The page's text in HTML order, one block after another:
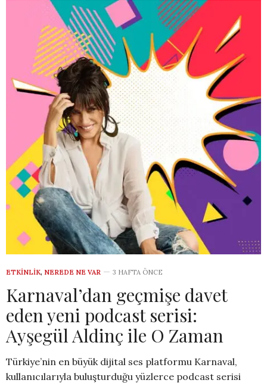
ETKINLIK, NEREDE NE VAR 3 HAFTA ÖNCE
Karnaval’dan geçmişe davet
eden yeni podcast serisi:
Ayşegül Aldinç ile O Zaman
Türkiye’nin en büyük dijital ses platformu Karnaval,
kullanıcılarıyla buluşturduğu yüzlerce podcast serisi